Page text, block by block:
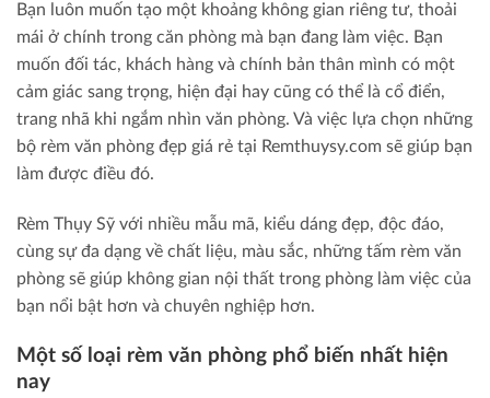
Bạn luôn muốn tạo một khoảng không gian riêng tư, thoải
mái ở chính trong căn phòng mà bạn đang làm việc. Bạn
muốn đối tác, khách hàng và chính bản thân mình có một
cảm giác sang trọng, hiện đại hay cũng có thể là cổ điển,
trang nhã khi ngắm nhìn văn phòng. Và việc lựa chọn những
bộ rèm văn phòng đẹp giá rẻ tại Remthuysy.com sẽ giúp bạn
làm được điều đó.
Rèm Thụy Sỹ với nhiều mẫu mã, kiểu dáng đẹp, độc đáo,
cùng sự đa dạng về chất liệu, màu sắc, những tấm rèm văn
phòng sẽ giúp không gian nội thất trong phòng làm việc của
bạn nổi bật hơn và chuyên nghiệp hơn.
Một số loại rèm văn phòng phổ biến nhất hiện
nay